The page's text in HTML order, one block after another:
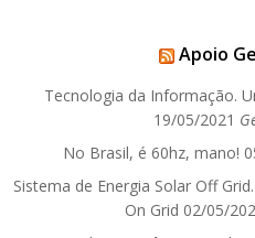
Apoio
Tecnologia da Informação.
19/05/2021
No Brasil, é 60hz, mano!
Sistema de Energia Solar Off
On Grid 02/05/